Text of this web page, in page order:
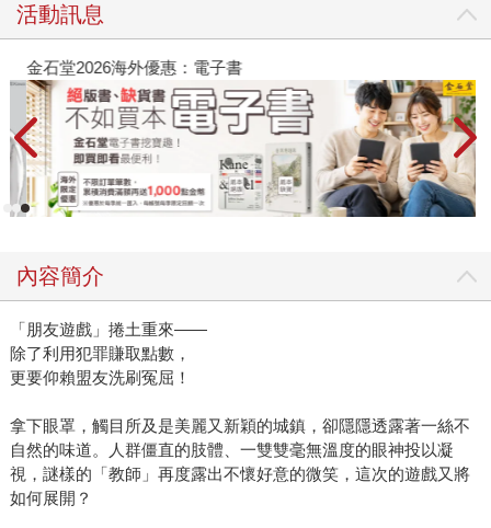
活動訊息
金石堂2026海外優惠：電子書
內容簡介
「朋友遊戲」捲土重來——
除了利用犯罪賺取點數，
更要仰賴盟友洗刷冤屈！
拿下眼罩，觸目所及是美麗又新穎的城鎮，卻隱隱透露著一絲不
自然的味道。人群僵直的肢體、一雙雙毫無溫度的眼神投以凝
視，謎樣的「教師」再度露出不懷好意的微笑，這次的遊戲又將
如何展開？